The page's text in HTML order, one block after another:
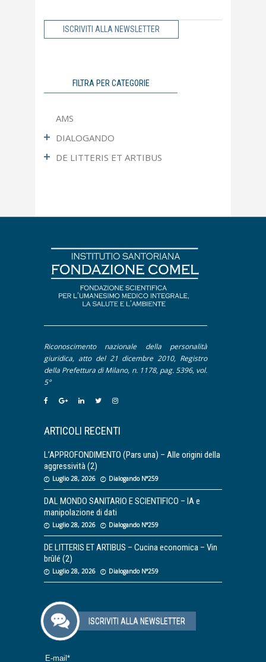
ISCRIVITI ALLA NEWSLETTER
FILTRA PER CATEGORIE
AMS
DIALOGANDO
Ultimo Numero
Approfondimento
Dal Mondo Sanitario
De Litteris et Artibus
Editoriale
Pillole
DE LITTERIS ET ARTIBUS
Pittura
Riconoscimento nazionale della personalità
giuridica, atto del 21 dicembre 2010, Registro
della Prefettura di Milano, n. 1178, pag. 5396, vol.
5°
ARTICOLI RECENTI
L’APPROFONDIMENTO (Pars una) – Alle origini della
aggressività (2)
Luglio 28, 2026 Dialogando N°259
DAL MONDO SANITARIO E SCIENTIFICO – IA e
manipolazione di dati
Luglio 28, 2026 Dialogando N°259
DE LITTERIS ET ARTIBUS – Cucina economica – Vin
brûlé (2)
Luglio 28, 2026 Dialogando N°259
ISCRIVITI ALLA NEWSLETTER